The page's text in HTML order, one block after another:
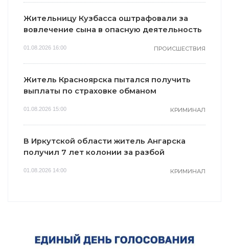
Жительницу Кузбасса оштрафовали за
вовлечение сына в опасную деятельность
01.08.2026 16:00 ПРОИСШЕСТВИЯ
Житель Красноярска пытался получить
выплаты по страховке обманом
01.08.2026 15:00 КРИМИНАЛ
В Иркутской области житель Ангарска
получил 7 лет колонии за разбой
01.08.2026 14:00 КРИМИНАЛ